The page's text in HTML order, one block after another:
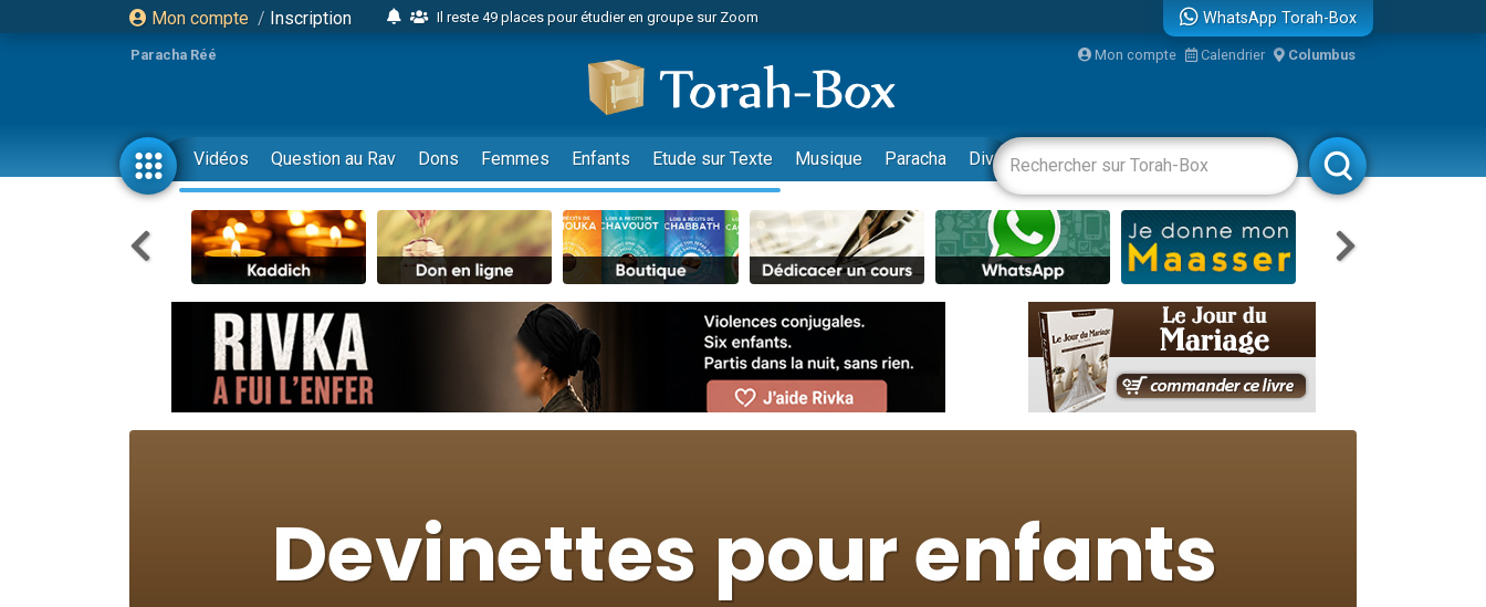
Mon compte / Inscription
Il reste 49 places pour étudier en groupe sur Zoom
2 personnes viennent de nous rejoindre sur WhatsApp
6 personnes viennent de nous rejoindre sur WhatsApp
4 personnes viennent de faire un don pour Reloger Rivka, 6 enfants, victime de violences...
2 personnes viennent de faire un don pour 1 Journée de Vacances Pour les Enfants
17 personnes viennent de demander une bénédiction
4 personnes viennent de nous rejoindre sur WhatsApp
Il reste 49 places pour étudier en groupe sur Zoom
Eva vient de donner son Maasser
4 personnes viennent de nous rejoindre sur WhatsApp
3 personnes viennent de nous rejoindre sur WhatsApp
Odaya vient de donner son Maasser
30 personnes viennent de faire un don pour Sauvez la jambe de Yohan
Il reste 49 places pour étudier en groupe sur Zoom
WhatsApp Torah-Box
Paracha Réé Mon compte Calendrier Columbus
Vidéos Question au Rav Dons Femmes Enfants Etude sur Texte Musique Paracha Divertissements Livres Rabbanim